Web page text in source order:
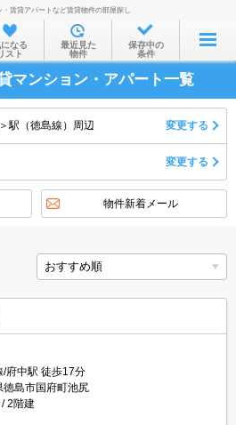
お部屋を探す
沿線・駅から
住所から
家賃相場から
物件特集から
不動産会社から
TOP
賃貸アパートなど賃貸物件の部屋探し
なる
スト
最近見た
物件
保存中の
条件
マンション・アパート一覧
駅（徳島線）周辺 変更する
変更する
物件新着メール
/府中駅 徒歩17分
徳島市国府町池尻
2階建